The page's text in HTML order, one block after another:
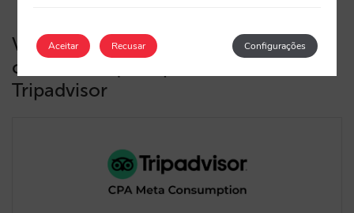
Veja como funciona o modelo de
comissão líquida por estadia do
Tripadvisor
Aceitar Configurações
Recusar